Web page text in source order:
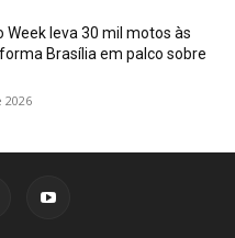
Week leva 30 mil motos às
Brasília em palco sobre
2026